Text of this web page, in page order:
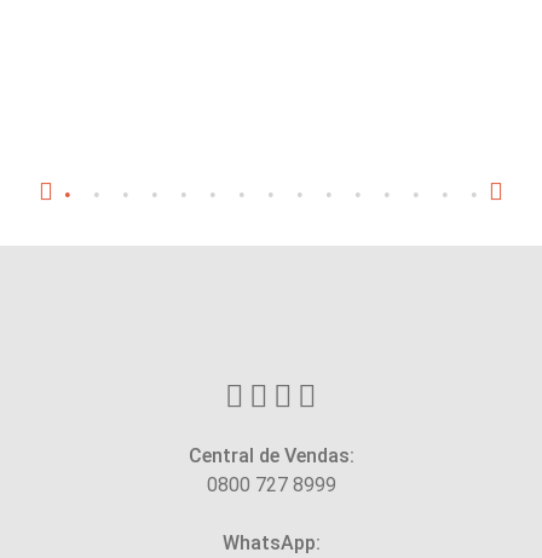
Central de Vendas:
0800 727 8999
WhatsApp: